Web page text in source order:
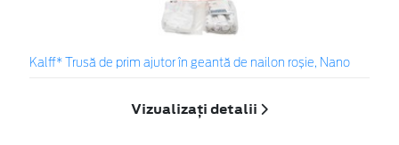
Kalff* Trusă de prim ajutor în geantă de nailon roșie, Nano
Vizualizați detalii